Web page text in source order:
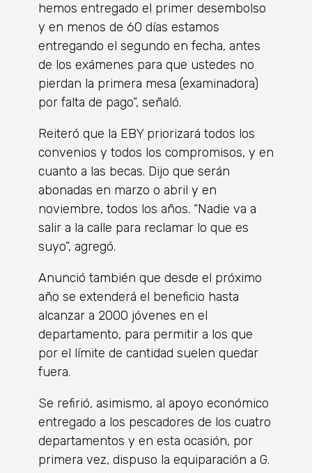
hemos entregado el primer desembolso
y en menos de 60 días estamos
entregando el segundo en fecha, antes
de los exámenes para que ustedes no
pierdan la primera mesa (examinadora)
por falta de pago”, señaló.
Reiteró que la EBY priorizará todos los
convenios y todos los compromisos, y en
cuanto a las becas. Dijo que serán
abonadas en marzo o abril y en
noviembre, todos los años. “Nadie va a
salir a la calle para reclamar lo que es
suyo”, agregó.
Anunció también que desde el próximo
año se extenderá el beneficio hasta
alcanzar a 2000 jóvenes en el
departamento, para permitir a los que
por el límite de cantidad suelen quedar
fuera.
Se refirió, asimismo, al apoyo económico
entregado a los pescadores de los cuatro
departamentos y en esta ocasión, por
primera vez, dispuso la equiparación a G.